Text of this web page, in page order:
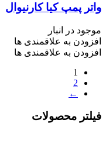
واتر پمپ کیا کارنیوال
موجود در انبار
افزودن به علاقمندی ها
افزودن به علاقمندی ها
1
2
←
فیلتر محصولات